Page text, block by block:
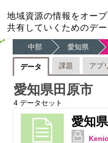
地域資源の情報をオー
共有していくためのデ
中部 愛知県
データ 課題 アプ
愛知県田原市
4 データセット
愛知